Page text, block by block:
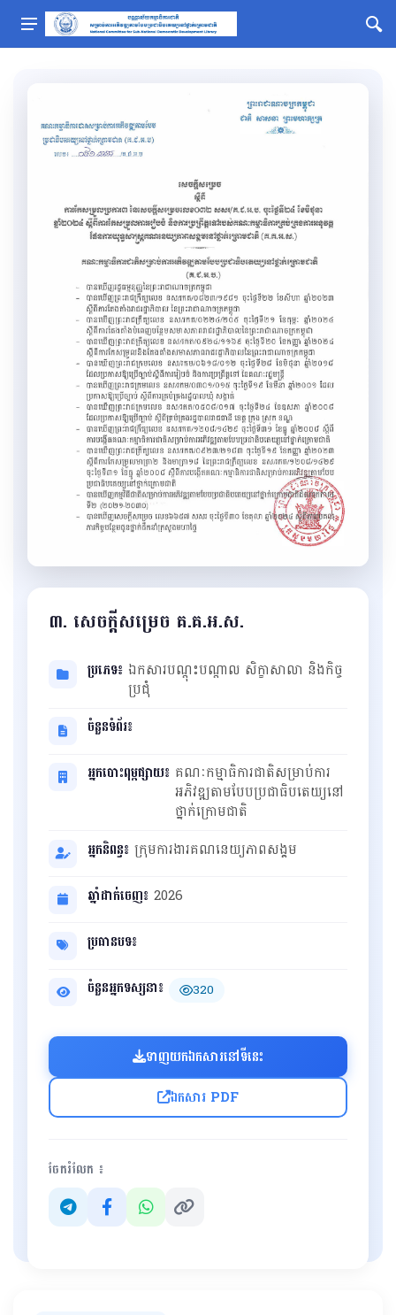
៣. សេចក្ដីសម្រេច គ.គ.អ.ស.
ប្រភេទ៖ ឯកសារបណ្ដុះបណ្ដាល សិក្ខាសាលា និងកិច្ច
ប្រជុំ
ចំនួនទំព័រ៖
អ្នកបោះពុម្ពផ្សាយ៖ គណៈកម្មាធិការជាតិសម្រាប់ការ
អភិវឌ្ឍតាមបែបប្រជាធិបតេយ្យនៅ
ថ្នាក់ក្រោមជាតិ
អ្នកនិពន្ធ៖ ក្រុមការងារគណនេយ្យភាពសង្គម
ឆ្នាំដាក់ចេញ៖ 2026
ប្រធានបទ៖
ចំនួនអ្នកទស្សនា៖
320
ទាញយកឯកសារនៅទីនេះ
ឯកសារ PDF
ចែករំលែក ៖